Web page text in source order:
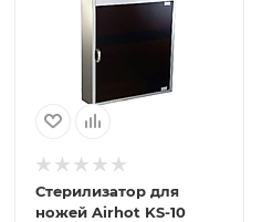
Стерилизатор для
ножей Airhot KS-10